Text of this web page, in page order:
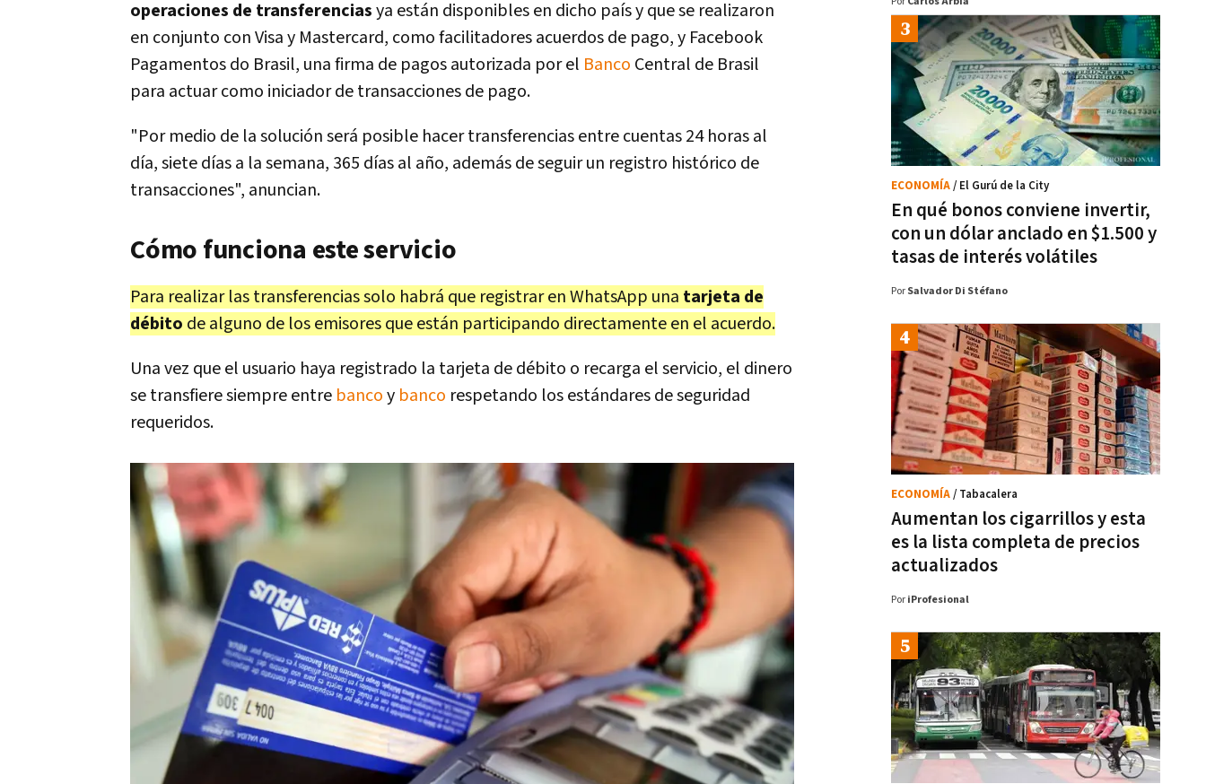
operaciones de transferenciasya están disponibles en dicho país y que se realizaron
en conjunto con Visa y Mastercard, como facilitadores acuerdos de pago, y Facebook
Pagamentos do Brasil, una firma de pagos autorizada por el Banco Central de Brasil
para actuar como iniciador de transacciones de pago.
"Por medio de la solución será posible hacer transferencias entre cuentas 24 horas al
día, siete días a la semana, 365 días al año, además de seguir un registro histórico de
transacciones", anuncian.
Cómo funciona este servicio
Para realizar las transferencias solo habrá que registrar en WhatsApp una tarjeta de
débito de alguno de los emisores que están participando directamente en el acuerdo.
Una vez que el usuario haya registrado la tarjeta de débito o recarga el servicio, el dinero
se transfiere siempre entre bancoy banco respetando los estándares de seguridad
requeridos.
En qué bonos conviene invertir,
con un dólar anclado en $1.500 y
tasas de interés volátiles
ECONOMÍA/ El Gurú de la City
Por Salvador Di Stéfano
Aumentan los cigarrillos y esta
es la lista completa de precios
actualizados
ECONOMÍA/ Tabacalera
Por iProfesional